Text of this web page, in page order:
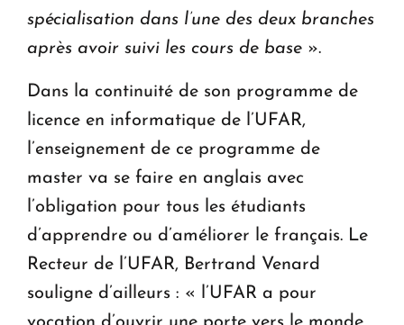
spécialisation dans l’une des deux branches
après avoir suivi les cours de base ».
Dans la continuité de son programme de
licence en informatique de l’UFAR,
l’enseignement de ce programme de
master va se faire en anglais avec
l’obligation pour tous les étudiants
d’apprendre ou d’améliorer le français. Le
Recteur de l’UFAR, Bertrand Venard
souligne d’ailleurs : « l’UFAR a pour